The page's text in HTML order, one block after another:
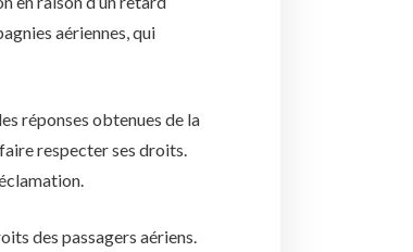
aériennes, qui
réponses obtenues de la
respecter ses droits.
des passagers aériens.